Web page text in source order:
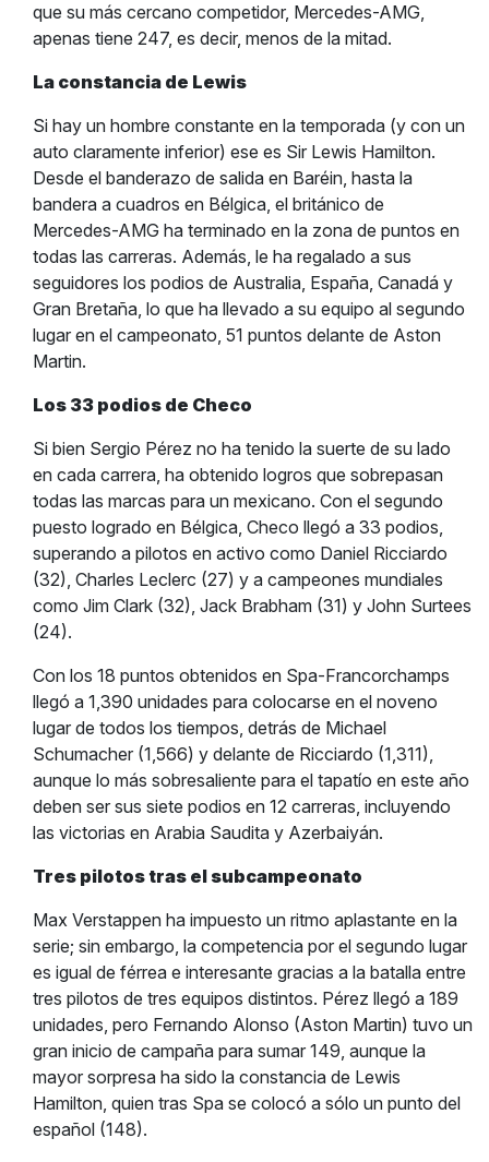
que su más cercano competidor, Mercedes-AMG,
apenas tiene 247, es decir, menos de la mitad.
La constancia de Lewis
Si hay un hombre constante en la temporada (y con un
auto claramente inferior) ese es Sir Lewis Hamilton.
Desde el banderazo de salida en Baréin, hasta la
bandera a cuadros en Bélgica, el británico de
Mercedes-AMG ha terminado en la zona de puntos en
todas las carreras. Además, le ha regalado a sus
seguidores los podios de Australia, España, Canadá y
Gran Bretaña, lo que ha llevado a su equipo al segundo
lugar en el campeonato, 51 puntos delante de Aston
Martin.
Los 33 podios de Checo
Si bien Sergio Pérez no ha tenido la suerte de su lado
en cada carrera, ha obtenido logros que sobrepasan
todas las marcas para un mexicano. Con el segundo
puesto logrado en Bélgica, Checo llegó a 33 podios,
superando a pilotos en activo como Daniel Ricciardo
(32), Charles Leclerc (27) y a campeones mundiales
como Jim Clark (32), Jack Brabham (31) y John Surtees
(24).
Con los 18 puntos obtenidos en Spa-Francorchamps
llegó a 1,390 unidades para colocarse en el noveno
lugar de todos los tiempos, detrás de Michael
Schumacher (1,566) y delante de Ricciardo (1,311),
aunque lo más sobresaliente para el tapatío en este año
deben ser sus siete podios en 12 carreras, incluyendo
las victorias en Arabia Saudita y Azerbaiyán.
Tres pilotos tras el subcampeonato
Max Verstappen ha impuesto un ritmo aplastante en la
serie; sin embargo, la competencia por el segundo lugar
es igual de férrea e interesante gracias a la batalla entre
tres pilotos de tres equipos distintos. Pérez llegó a 189
unidades, pero Fernando Alonso (Aston Martin) tuvo un
gran inicio de campaña para sumar 149, aunque la
mayor sorpresa ha sido la constancia de Lewis
Hamilton, quien tras Spa se colocó a sólo un punto del
español (148).